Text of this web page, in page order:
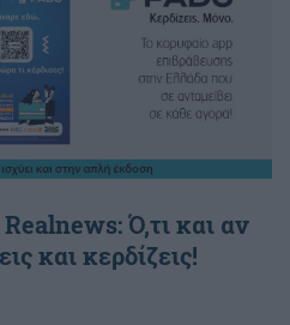
Ό,τι και αν
και κερδίζεις!